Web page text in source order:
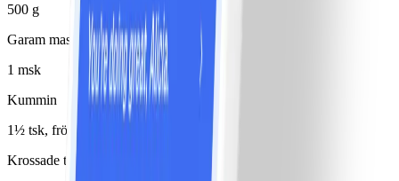
500 g
Garam masala, utan socker
1 msk
Kummin
1½ tsk, frön
Krossade tomater